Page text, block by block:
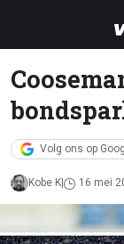
Volg ons op
Kobe K 16 mei